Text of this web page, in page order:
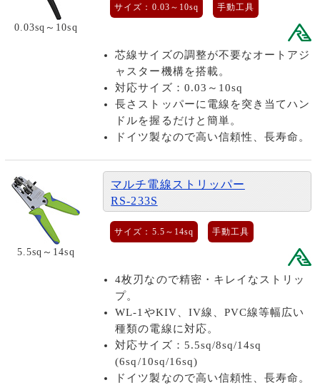
0.03sq～10sq
サイズ：0.03～10sq 手動工具
芯線サイズの調整が不要なオートアジ
ャスター機構を搭載。
対応サイズ：0.03～10sq
長さストッパーに電線を突き当てハン
ドルを握るだけと簡単。
ドイツ製なので高い信頼性、長寿命。
5.5sq～14sq
マルチ電線ストリッパー
RS-233S
サイズ：5.5～14sq 手動工具
4枚刃なので精密・キレイなストリッ
プ。
WL-1やKIV、IV線、PVC線等幅広い
種類の電線に対応。
対応サイズ：5.5sq/8sq/14sq
(6sq/10sq/16sq)
ドイツ製なので高い信頼性、長寿命。